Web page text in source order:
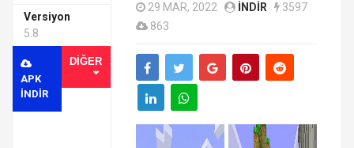
Versiyon
5.8
APK
INDIR
DIĞER
29 MAR, 2022 INDIR
3597
863